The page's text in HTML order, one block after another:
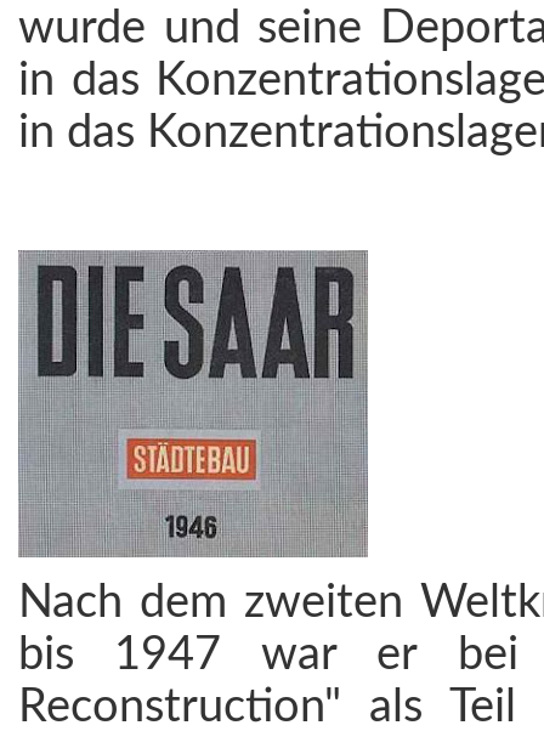
wurde und seine
in das
in das
Nach dem zweiten
bis 1947 war er bei
Reconstruction" als